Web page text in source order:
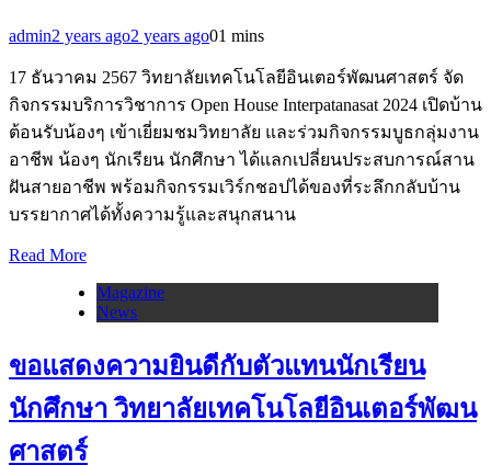
admin2 years ago2 years ago01 mins
17 ธันวาคม 2567 วิทยาลัยเทคโนโลยีอินเตอร์พัฒนศาสตร์ จัด
กิจกรรมบริการวิชาการ Open House Interpatanasat 2024 เปิดบ้าน
ต้อนรับน้องๆ เข้าเยี่ยมชมวิทยาลัย และร่วมกิจกรรมบูธกลุ่มงาน
อาชีพ น้องๆ นักเรียน นักศึกษา ได้แลกเปลี่ยนประสบการณ์สาน
ฝันสายอาชีพ พร้อมกิจกรรมเวิร์กชอปได้ของที่ระลึกกลับบ้าน
บรรยากาศได้ทั้งความรู้และสนุกสนาน
Read More
Magazine
News
ขอแสดงความยินดีกับตัวแทนนักเรียน
นักศึกษา วิทยาลัยเทคโนโลยีอินเตอร์พัฒน
ศาสตร์